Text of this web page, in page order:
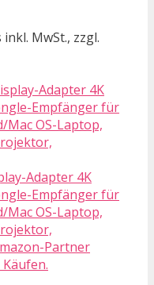
inkl. MwSt., zzgl.
Adapter 4K
Empfänger für
OS-Laptop,
Partner